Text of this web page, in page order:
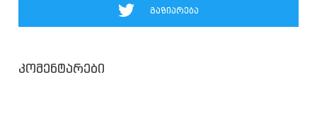
გაზიარება
კომენტარები